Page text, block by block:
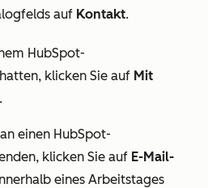
auf Kontakt.
HubSpot-
klicken Sie auf Mit
.
einen HubSpot-
klicken Sie auf E-Mail-
eines Arbeitstages